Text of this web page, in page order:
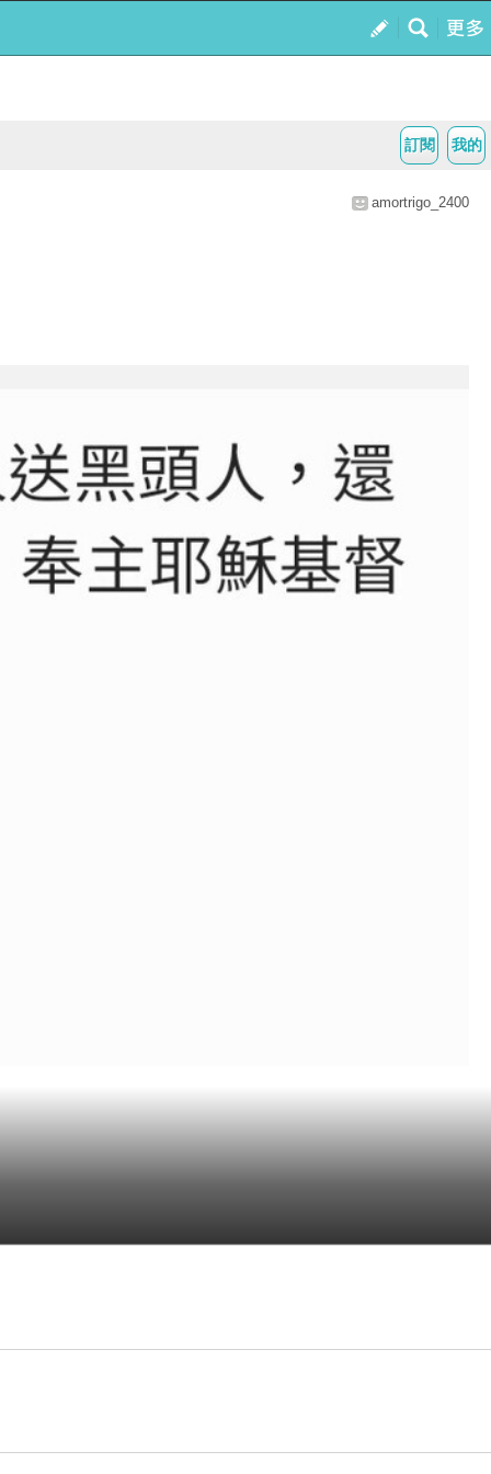
我的
訂閱
amortrigo_2400